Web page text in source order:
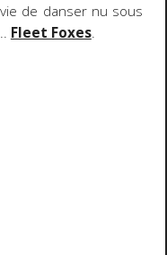
de danser nu sous
Fleet Foxes.